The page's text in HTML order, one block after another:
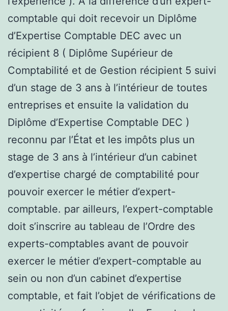
comptable qui doit recevoir un Diplôme
d’Expertise Comptable DEC avec un
récipient 8 ( Diplôme Supérieur de
Comptabilité et de Gestion récipient 5 suivi
d’un stage de 3 ans à l’intérieur de toutes
entreprises et ensuite la validation du
Diplôme d’Expertise Comptable DEC )
reconnu par l’État et les impôts plus un
stage de 3 ans à l’intérieur d’un cabinet
d’expertise chargé de comptabilité pour
pouvoir exercer le métier d’expert-
comptable. par ailleurs, l’expert-comptable
doit s’inscrire au tableau de l’Ordre des
experts-comptables avant de pouvoir
exercer le métier d’expert-comptable au
sein ou non d’un cabinet d’expertise
comptable, et fait l’objet de vérifications de